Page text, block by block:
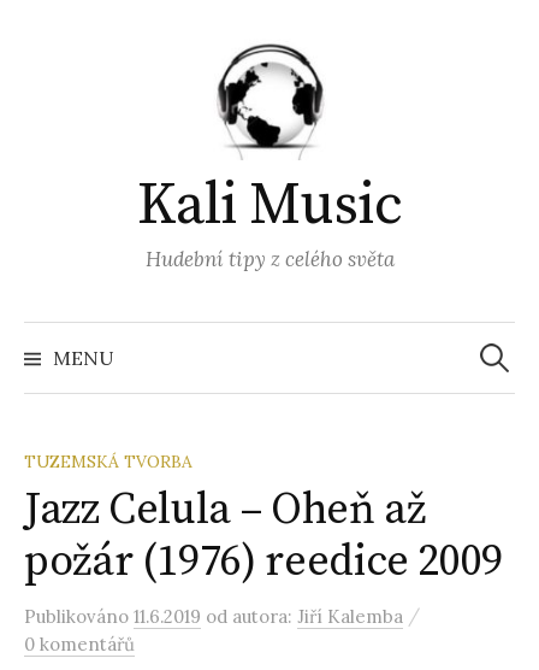
Kali Music
Hudební tipy z celého světa
MENU
TUZEMSKÁ TVORBA
Jazz Celula – Oheň až
požár (1976) reedice 2009
Publikováno 11.6.2019 od autora: Jiří Kalemba /
0 komentářů